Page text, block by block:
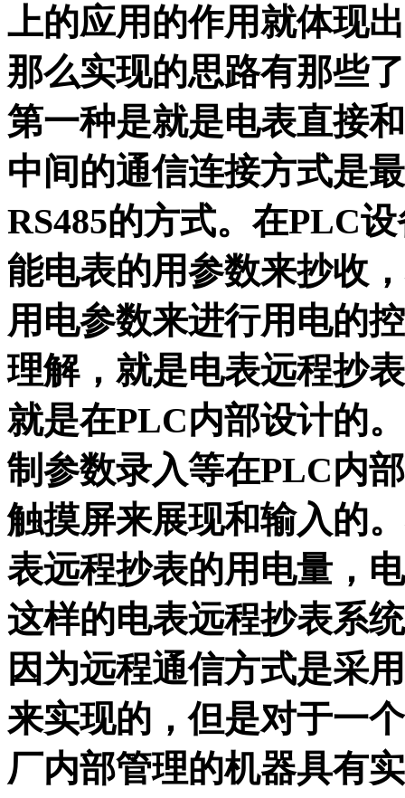
上的应用的作用就体现
那么实现的思路有那些
第一种是就是电表直接
中间的通信连接方式是
RS485的方式。在PLC
能电表的用参数来抄收
用电参数来进行用电的
理解，就是电表远程抄
就是在PLC内部设计的
制参数录入等在PLC内
触摸屏来展现和输入的
表远程抄表的用电量，
这样的电表远程抄表系
因为远程通信方式是采
来实现的，但是对于一
厂内部管理的机器具有